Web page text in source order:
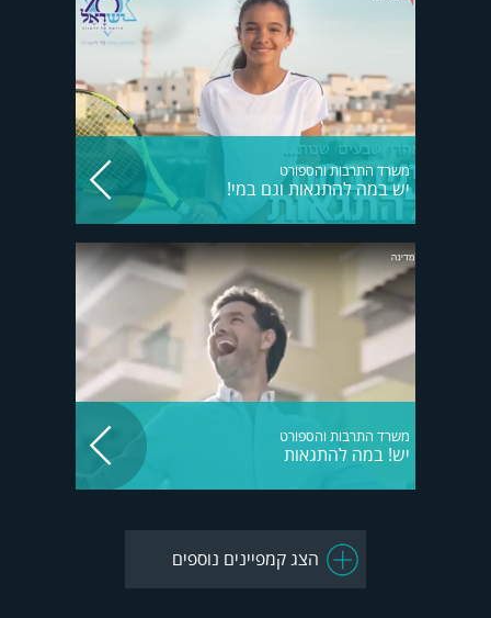
משרד התרבות והספורט
יש במה להתגאות וגם במי!
משרד התרבות והספורט
יש! במה להתגאות
הצג קמפיינים נוספים